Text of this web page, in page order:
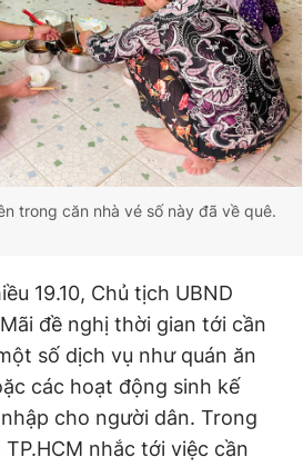
điện thoại
RSS Tòa soạn Chính sách bảo
Toàn
trực: Hải Thành
Dũng
Hưng
Trung
trong căn nhà vé số này đã về quê.
19.10, Chủ tịch UBND
đề nghị thời gian tới cần
số dịch vụ như quán ăn
các hoạt động sinh kế
cho người dân. Trong
nhắc tới việc cần